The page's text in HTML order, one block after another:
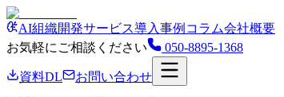
AI組織開発サービス導入事例 コラム会社概要
お気軽にご相談ください
050-8895-1368
資料DL お問い合わせ